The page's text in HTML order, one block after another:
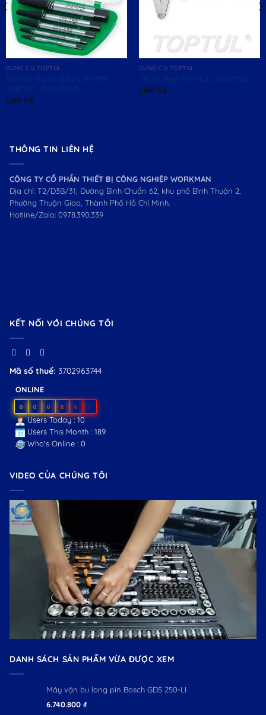
DỤNG CỤ TOPTUL
Bộ mũi lấy ốc gãy 5 chi tiết
TOPTUL JGAW0501
Liên hệ
DỤNG CỤ TOPTUL
Thước kẹp TOPTUL IACA0150
Liên hệ
THÔNG TIN LIÊN HỆ
CÔNG TY CỔ PHẦN THIẾT BỊ CÔNG NGHIỆP WORKMAN
Địa chỉ: T2/D3B/31, Đường Bình Chuẩn 62, khu phố Bình Thuận 2,
Phường Thuận Giao, Thành Phố Hồ Chí Minh.
Hotline/Zalo: 0978.390.339
KẾT NỐI VỚI CHÚNG TÔI
Mã số thuế: 3702963744
ONLINE
0 0 0 8 6 7
Users Today : 10
Users This Month : 189
Who's Online : 0
VIDEO CỦA CHÚNG TÔI
DANH SÁCH SẢN PHẨM VỪA ĐƯỢC XEM
Máy vặn bu long pin Bosch GDS 250-LI
6.740.800 ₫